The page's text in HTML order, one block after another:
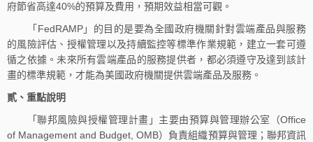
府節省高達40%的預算及費用，預期效益相當可觀。
「FedRAMP」的目的是要為全國政府機關針對雲端產品與服務
的風險評估、授權管理以及持續監控等標準作業規範，建立一套可遵
循之依據。未來所有雲端產品的服務提供者，都必須遵守及達到該計
畫的標準規範，才能為美國政府機關提供雲端產品及服務。
貳、重點說明
「聯邦風險與授權管理計畫」主要由預算與管理辦公室（Office
of Management and Budget, OMB）負責組織預算與管理；聯邦資訊